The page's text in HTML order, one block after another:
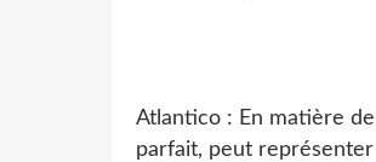
Atlantico : En matière
parfait, peut